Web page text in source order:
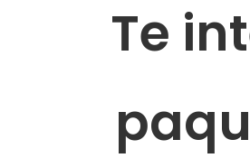
Te